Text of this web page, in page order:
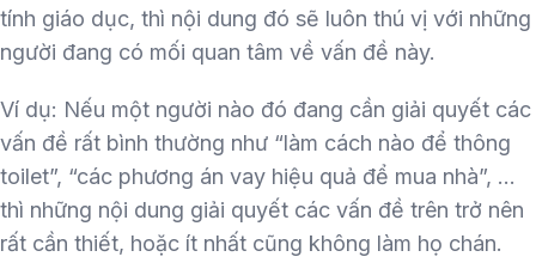
tính giáo dục, thì nội dung đó sẽ luôn thú vị với những
người đang có mối quan tâm về vấn đề này.
Ví dụ: Nếu một người nào đó đang cần giải quyết các
vấn đề rất bình thường như “làm cách nào để thông
toilet”, “các phương án vay hiệu quả để mua nhà”, …
thì những nội dung giải quyết các vấn đề trên trở nên
rất cần thiết, hoặc ít nhất cũng không làm họ chán.